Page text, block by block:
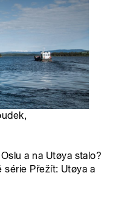
a na Utøya stalo?
Přežít: Utøya a